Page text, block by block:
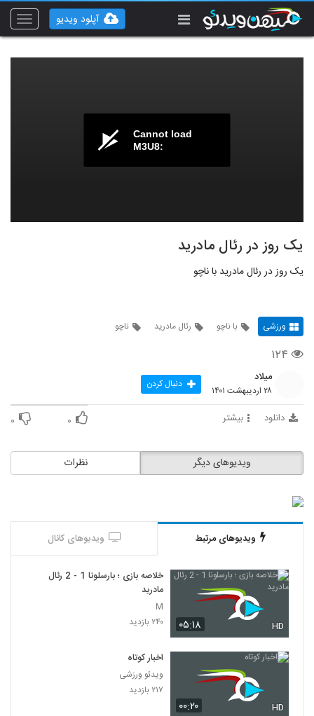
Toggle
آپلود ویدیو
Cannot load
M3U8:
یک روز در رئال مادرید
یک روز در رئال مادرید با ناچو
ورزشی با ناچو رئال مادرید ناچو
۱۲۴
میلاد
۲۸ اردیبهشت ۱۴۰۱ دنبال کردن
دانلود بیشتر ۰ ۰
نظرات ویدیوهای دیگر
ویدیوهای مرتبط ویدیوهای کانال
۰۵:۱۸ HD
خلاصه بازی ؛ بارسلونا 1 - 2 رئال
مادرید
M
۲۴۰ بازدید
۰۰:۲۰ HD
اخبار کوتاه
ویدئو ورزشی
۲۱۷ بازدید